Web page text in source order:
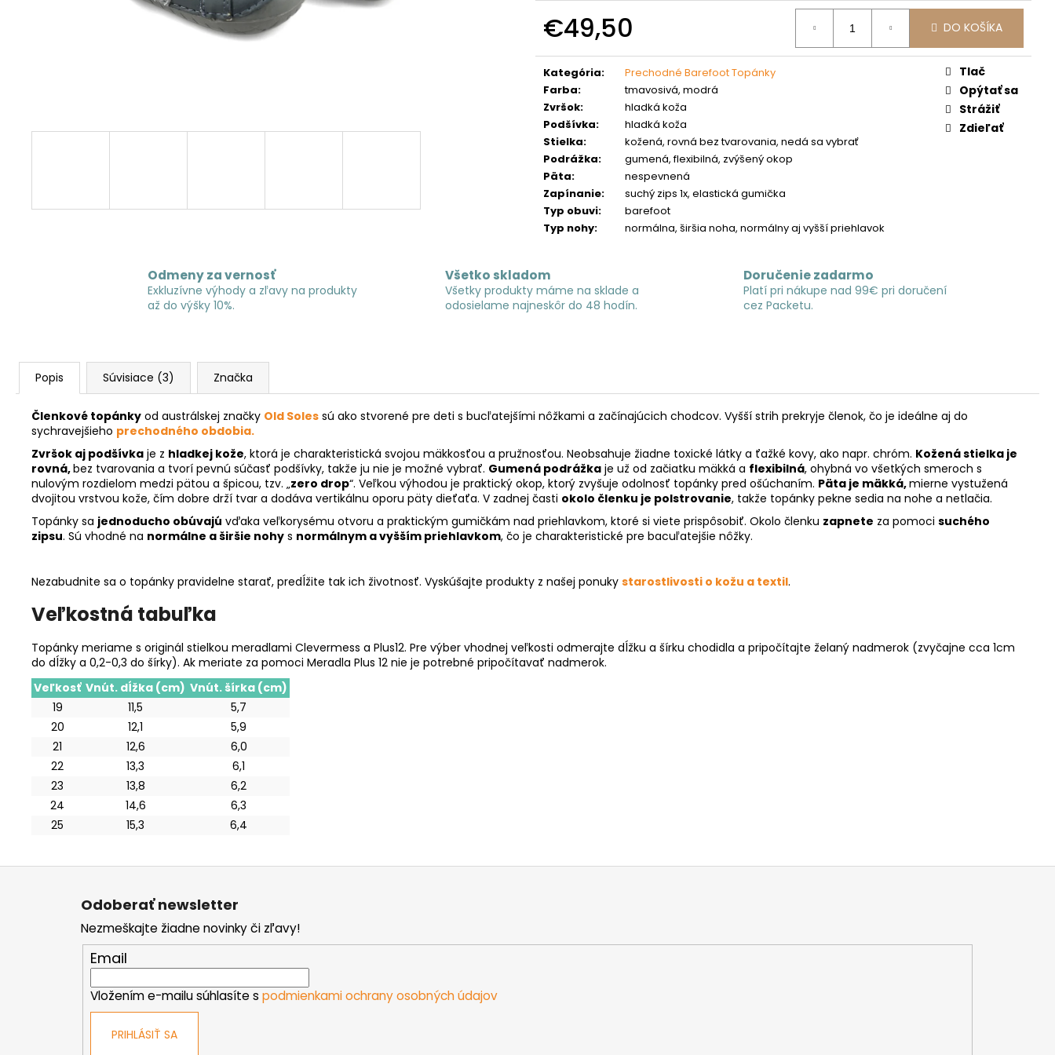
€49,50
cena:
DO KOŠÍKA
Kategória:
Prechodné Barefoot Topánky
Farba:
tmavosivá, modrá
Zvršok:
hladká koža
Podšívka:
hladká koža
Stielka:
kožená, rovná bez tvarovania, nedá sa vybrať
Podrážka:
gumená, flexibilná, zvýšený okop
Päta:
nespevnená
Zapínanie:
suchý zips 1x, elastická gumička
Typ obuvi:
barefoot
Typ nohy: normálna, širšia noha, normálny aj vyšší priehlavok
Tlač
Opýtať sa
Strážiť
Zdieľať
Odmeny za vernosť
Exkluzívne výhody a zľavy na produkty
až do výšky 10%.
Všetko skladom
Všetky produkty máme na sklade a
odosielame najneskôr do 48 hodín.
Doručenie zadarmo
Platí pri nákupe nad 99€ pri doručení
cez Packetu.
Popis Súvisiace (3) Značka
Členkové topánky od austrálskej značky Old Soles sú ako stvorené pre deti s bucľatejšími nôžkami a začínajúcich chodcov. Vyšší strih prekryje členok, čo je ideálne aj do
sychravejšieho prechodného obdobia.
Zvršok aj podšívka je z hladkej kože, ktorá je charakteristická svojou mäkkosťou a pružnosťou. Neobsahuje žiadne toxické látky a ťažké kovy, ako napr. chróm. Kožená stielka je
rovná,bez tvarovania a tvorí pevnú súčasť podšívky, takže ju nie je možné vybrať. Gumená podrážka je už od začiatku mäkká a flexibilná, ohybná vo všetkých smeroch s
nulovým rozdielom medzi pätou a špicou, tzv. „zero drop“. Veľkou výhodou je praktický okop, ktorý zvyšuje odolnosť topánky pred ošúchaním. Päta je mäkká,mierne vystužená
dvojitou vrstvou kože, čím dobre drží tvar a dodáva vertikálnu oporu päty dieťaťa. V zadnej časti okolo členku je polstrovanie, takže topánky pekne sedia na nohe a netlačia.
Topánky sa jednoducho obúvajú vďaka veľkorysému otvoru a praktickým gumičkám nad priehlavkom, ktoré si viete prispôsobiť. Okolo členku zapnete za pomoci suchého
zipsu. Sú vhodné na normálne a širšie nohy s normálnym a vyšším priehlavkom, čo je charakteristické pre bacuľatejšie nôžky.
Nezabudnite sa o topánky pravidelne starať, predĺžite tak ich životnosť. Vyskúšajte produkty z našej ponuky starostlivosti o kožu a textil.
Veľkostná tabuľka
Topánky meriame s originál stielkou meradlami Clevermess a Plus12. Pre výber vhodnej veľkosti odmerajte dĺžku a šírku chodidla a pripočítajte želaný nadmerok (zvyčajne cca 1cm
do dĺžky a 0,2-0,3 do šírky). Ak meriate za pomoci Meradla Plus 12 nie je potrebné pripočítavať nadmerok.
Veľkosť Vnút. dĺžka (cm) Vnút. šírka (cm)
19
11,5
5,7
20
12,1
5,9
21
12,6
6,0
22
13,3
6,1
23
13,8
6,2
24
14,6
6,3
25
15,3 6,4
Odoberať newsletter
Nezmeškajte žiadne novinky či zľavy!
Email
Vložením e-mailu súhlasíte s podmienkami ochrany osobných údajov
PRIHLÁSIŤ SA